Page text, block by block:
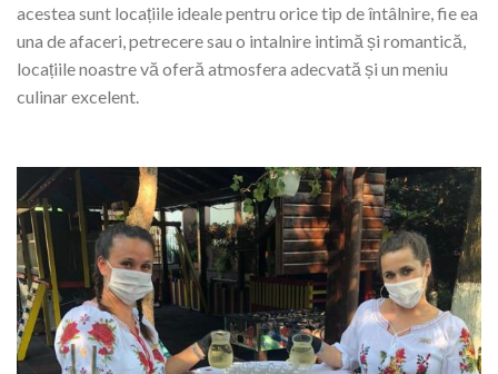
acestea sunt locațiile ideale pentru orice tip de întâlnire, fie ea
una de afaceri, petrecere sau o intalnire intimă și romantică,
locațiile noastre vă oferă atmosfera adecvată și un meniu
culinar excelent.